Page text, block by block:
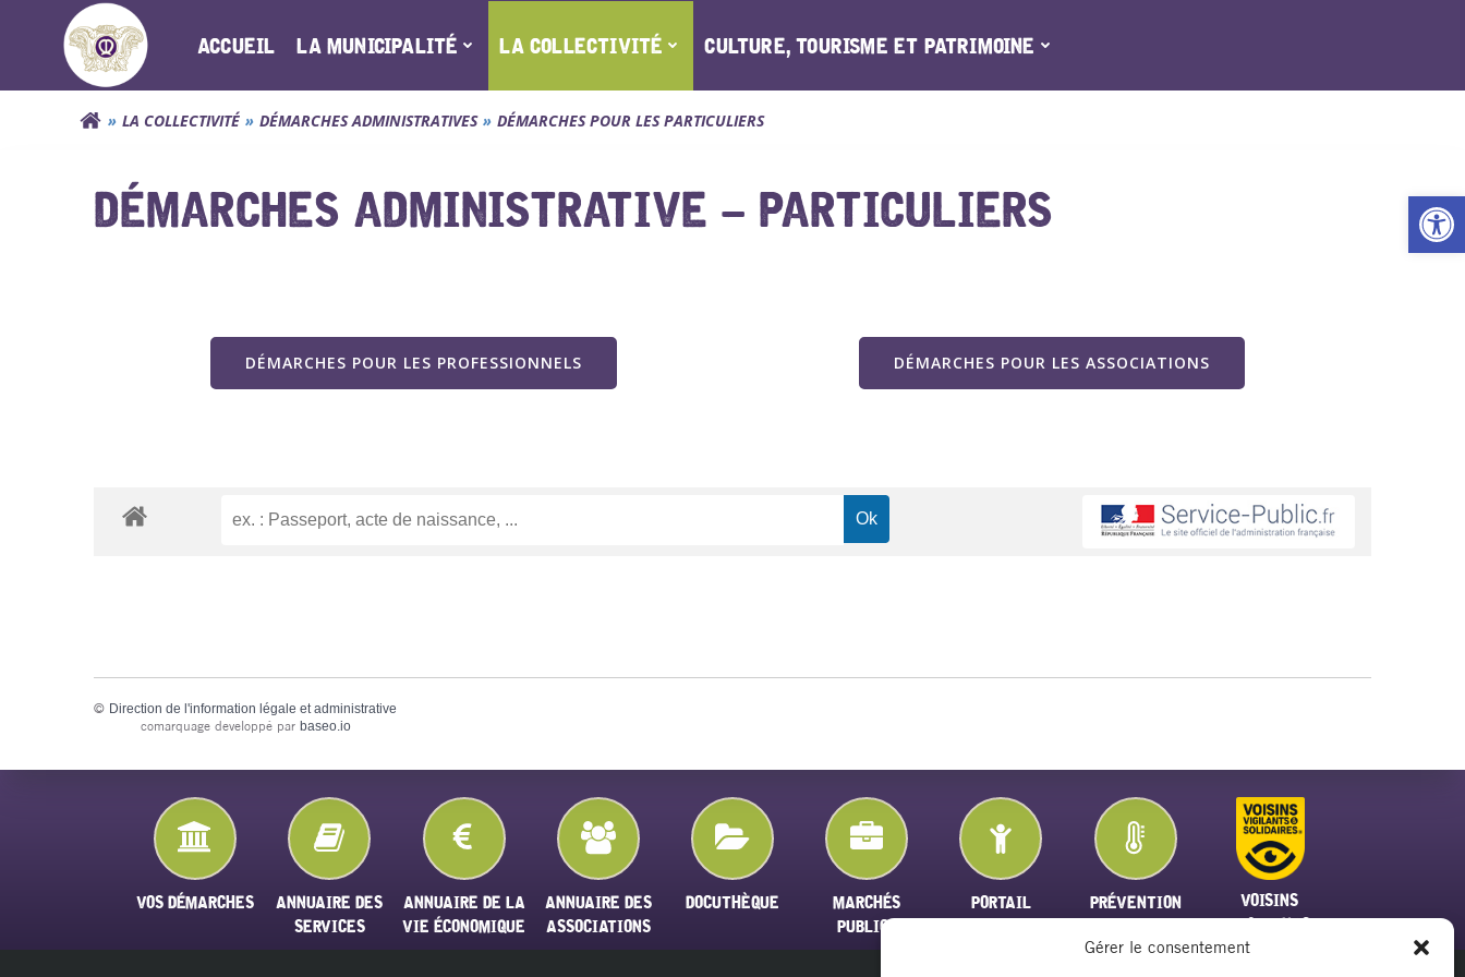
Gérer le consentement
contenu
ACCUEIL LA MUNICIPALITÉ LA COLLECTIVITÉ CULTURE, TOURISME ET PATRIMOINE
LA COLLECTIVITÉ DÉMARCHES ADMINISTRATIVES DÉMARCHES POUR LES PARTICULIERS
DÉMARCHES ADMINISTRATIVE – PARTICULIERS
DÉMARCHES POUR LES PROFESSIONNELS DÉMARCHES POUR LES ASSOCIATIONS
© Direction de l'information légale et administrative
comarquage developpé par baseo.io
VOS DÉMARCHES
ANNUAIRE DES
SERVICES
ANNUAIRE DE LA
VIE ÉCONOMIQUE
ANNUAIRE DES
ASSOCIATIONS
DOCUTHÈQUE
MARCHÉS
PUBLICS
PORTAIL
PRÉVENTION
VOISINS
VIGILANTS